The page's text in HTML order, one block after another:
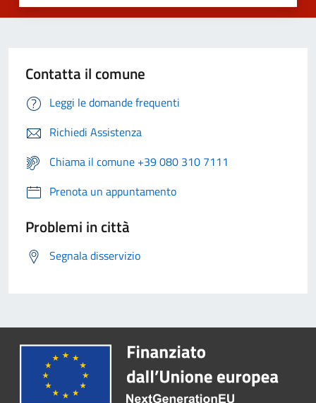
Contatta il comune
Leggi le domande frequenti
Richiedi Assistenza
Chiama il comune +39 080 310 7111
Prenota un appuntamento
Problemi in città
Segnala disservizio